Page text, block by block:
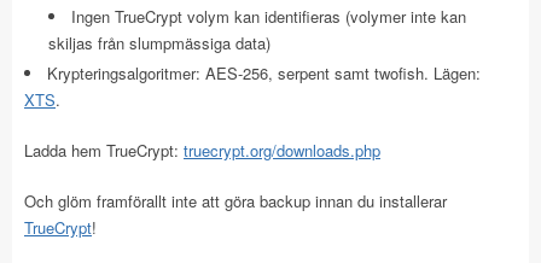
Ingen TrueCrypt volym kan identifieras (volymer inte kan
skiljas från slumpmässiga data)
Krypteringsalgoritmer: AES-256, serpent samt twofish. Lägen:
XTS.
Ladda hem TrueCrypt: truecrypt.org/downloads.php
Och glöm framförallt inte att göra backup innan du installerar
TrueCrypt!